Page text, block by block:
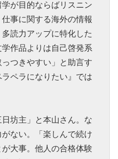
が目的ならばリスニン
事に関する海外の情報
読力アップに特化した
作品よりは自己啓発系
つきやすい」と助言す
ペラになりたい』では
坊主」と本山さん。な
ない。「楽しんで続け
大事。他人の合格体験